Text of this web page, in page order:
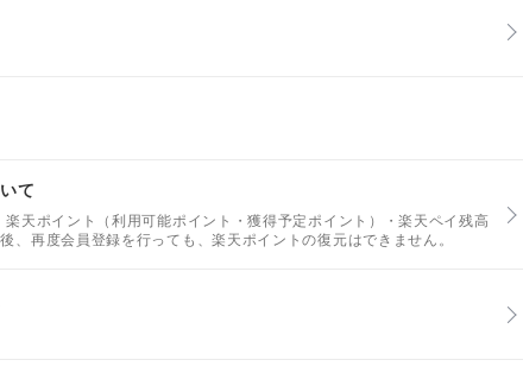
て
天ポイント（利用可能ポイント・獲得予定ポイント）・楽天ペイ残高
再度会員登録を行っても、楽天ポイントの復元はできません。